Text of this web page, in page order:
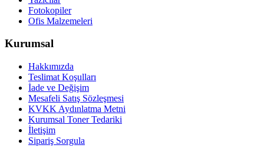
Fotokopiler
Ofis Malzemeleri
Kurumsal
Hakkımızda
Teslimat Koşulları
İade ve Değişim
Mesafeli Satış Sözleşmesi
KVKK Aydınlatma Metni
Kurumsal Toner Tedariki
İletişim
Sipariş Sorgula